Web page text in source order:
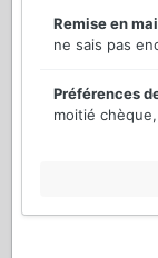
Remise en
ne sais pas
Préférences
moitié